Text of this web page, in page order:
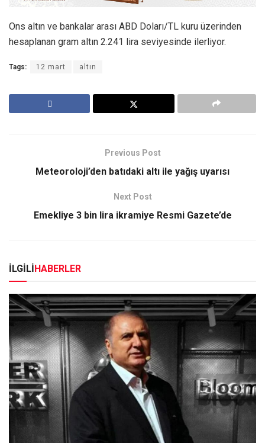
Ons altın ve bankalar arası ABD Doları/TL kuru üzerinden
hesaplanan gram altın 2.241 lira seviyesinde ilerliyor.
Tags: 12 mart altın
Previous Post
Meteoroloji’den batıdaki altı ile yağış uyarısı
Next Post
Emekliye 3 bin lira ikramiye Resmi Gazete’de
İLGİLİHABERLER